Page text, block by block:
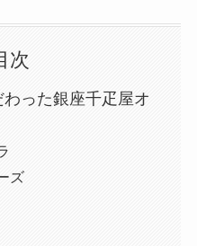
次
った銀座千疋屋オ
ズ